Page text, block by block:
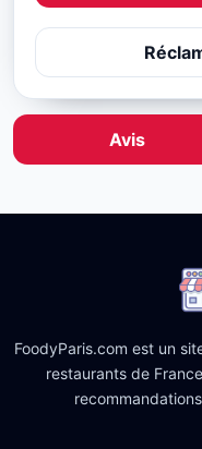
Avis
FoodyParis.com est un
restaurants de